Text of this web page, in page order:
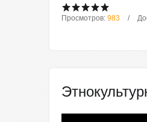
Просмотров: 983